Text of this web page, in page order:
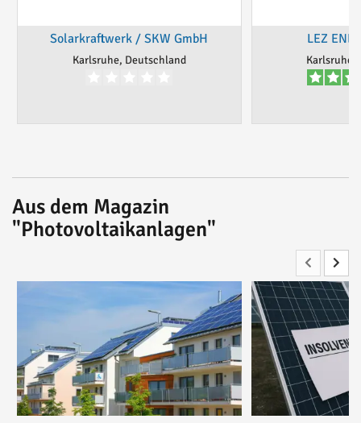
Solarkraftwerk / SKW GmbH
Karlsruhe, Deutschland
LEZ
Karlsruhe,
Aus dem Magazin
"Photovoltaikanlagen"